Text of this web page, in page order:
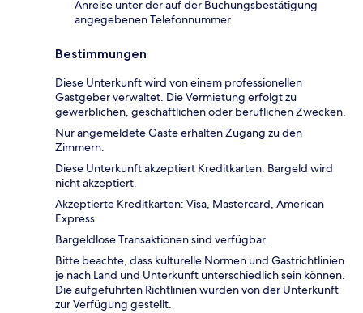
Anreise unter der auf der Buchungsbestätigung
angegebenen Telefonnummer.
Bestimmungen
Diese Unterkunft wird von einem professionellen
Gastgeber verwaltet. Die Vermietung erfolgt zu
gewerblichen, geschäftlichen oder beruflichen Zwecken.
Nur angemeldete Gäste erhalten Zugang zu den
Zimmern.
Diese Unterkunft akzeptiert Kreditkarten. Bargeld wird
nicht akzeptiert.
Akzeptierte Kreditkarten: Visa, Mastercard, American
Express
Bargeldlose Transaktionen sind verfügbar.
Bitte beachte, dass kulturelle Normen und Gastrichtlinien
je nach Land und Unterkunft unterschiedlich sein können.
Die aufgeführten Richtlinien wurden von der Unterkunft
zur Verfügung gestellt.